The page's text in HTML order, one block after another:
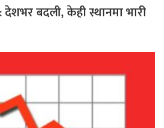
देशभर बदली, केही स्थानमा भारी